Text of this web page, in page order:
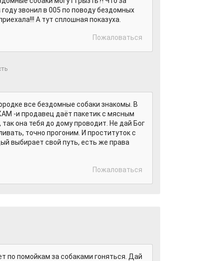
звонил в 005 по поводу бездомных
А тут сплошная показуха.
Пожаловаться
все бездомные собаки знакомы. В
-и продавец даёт пакетик с мясным
она тебя до дому проводит. Не дай Бог
точно прогоним. И проституток с
выбирает свой путь, есть же права
Пожаловаться
по помойкам за собаками гоняться. Дай